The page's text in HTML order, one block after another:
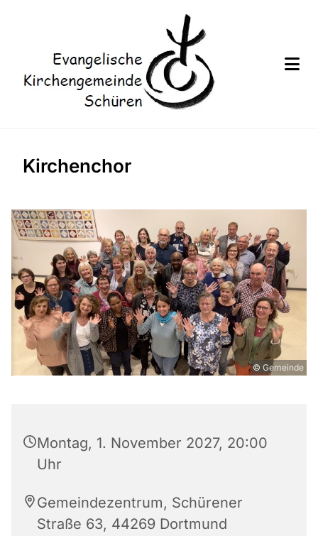
Kirchenchor
© Gemeinde
Montag, 1. November 2027, 20:00
Uhr
Gemeindezentrum, Schürener
Straße 63, 44269 Dortmund